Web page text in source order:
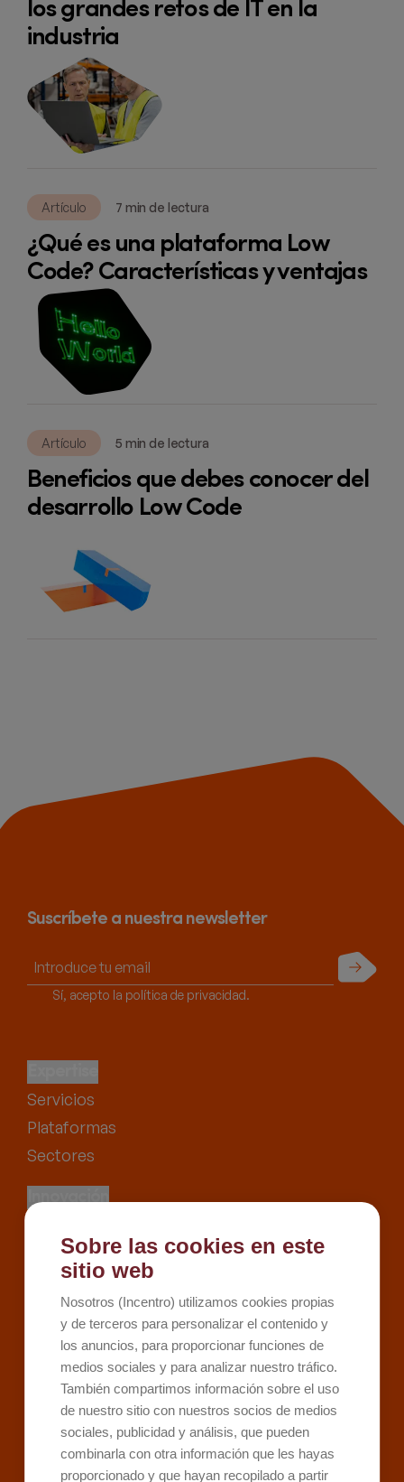
los grandes retos de IT en la
industria
Artículo 7 min de lectura
¿Qué es una plataforma Low
Code? Características y ventajas
Artículo 5 min de lectura
Beneficios que debes conocer del
desarrollo Low Code
Suscríbete a nuestra newsletter
Sí, acepto la política de privacidad.
Enviar
Servicios
Plataformas
Sectores
Innovación
Recursos
Kit Digital
Kit Consulting
Sobre Incentro
Conócenos
Careers
Contacto
Sobre las cookies en este
sitio web
Nosotros (Incentro) utilizamos cookies propias
y de terceros para personalizar el contenido y
los anuncios, para proporcionar funciones de
medios sociales y para analizar nuestro tráfico.
También compartimos información sobre el uso
de nuestro sitio con nuestros socios de medios
sociales, publicidad y análisis, que pueden
combinarla con otra información que les hayas
proporcionado y que hayan recopilado a partir